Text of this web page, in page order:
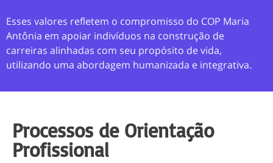
Esses valores refletem o compromisso do COP Maria
Antônia em apoiar indivíduos na construção de
carreiras alinhadas com seu propósito de vida,
utilizando uma abordagem humanizada e integrativa.
Processos de Orientação
Profissional